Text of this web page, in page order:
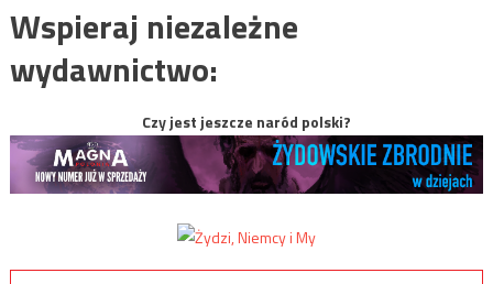
Wspieraj niezależne
wydawnictwo:
Czy jest jeszcze naród polski?